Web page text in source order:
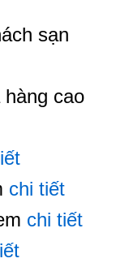
sạn
cao
chi tiết
chi tiết